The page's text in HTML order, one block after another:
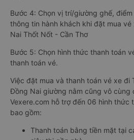
Bước 4: Chọn vị trí/giường ghế,
thông tin hành khách khi đặt mua
Nai Thốt Nốt - Cần Thơ
Bước 5: Chọn hình thức thanh toán
thanh toán vé.
Việc đặt mua và thanh toán vé xe đi
Đồng Nai giường nằm cũng vô cùng
Vexere.com hỗ trợ đến 06 hình thức
bao gồm:
Thanh toán bằng tiền mặt tại